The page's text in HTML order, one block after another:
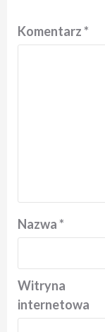
Komentarz*
Nazwa*
Witryna
internetowa